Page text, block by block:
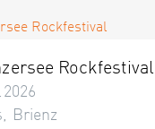
Rockfestival
Brienz